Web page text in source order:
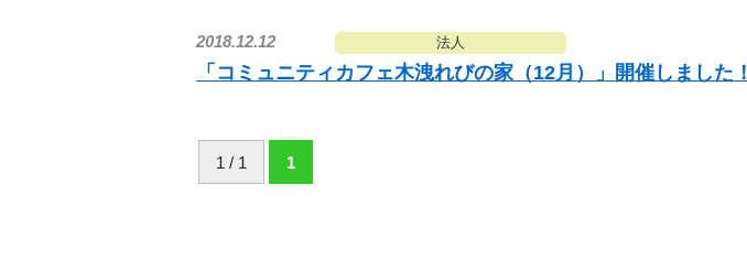
2018.12.12 法人
「コミュニティカフェ木洩れびの家（12月）」開催しました！
1 / 1 1